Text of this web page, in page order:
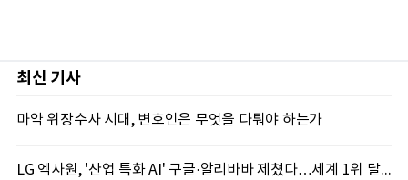
최신 기사
마약 위장수사 시대, 변호인은 무엇을 다퉈야 하는가
LG 엑사원, '산업 특화 AI' 구글·알리바바 제쳤다…세계 1위 달성